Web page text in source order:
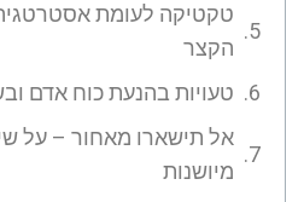
טקטיקה לעומת
הקצר
טעויות בהנעת כוח אדם
אל תישארו מאחור – על
מיושנות